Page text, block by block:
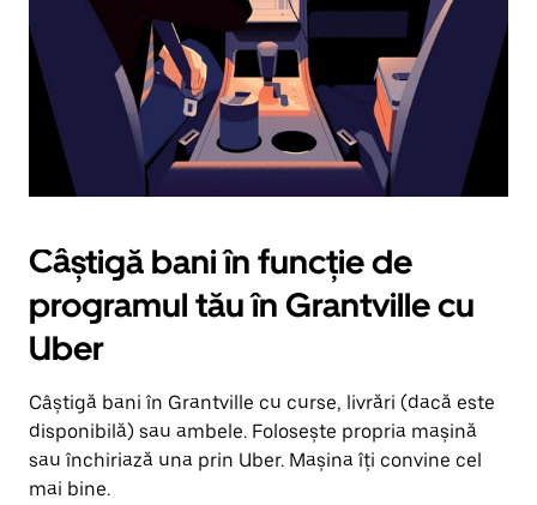
apăsând
pe
butonul
Escape.
Câștigă bani în funcție de
programul tău în Grantville cu
Uber
Câștigă bani în Grantville cu curse, livrări (dacă este
disponibilă) sau ambele. Folosește propria mașină
sau închiriază una prin Uber. Mașina îți convine cel
mai bine.